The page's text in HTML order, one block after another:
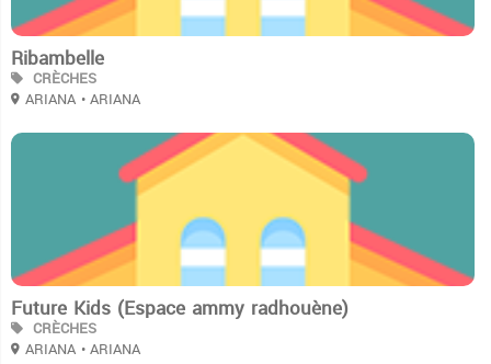
Ribambelle
CRÈCHES
ARIANA • ARIANA
Future Kids (Espace ammy radhouène)
CRÈCHES
ARIANA • ARIANA